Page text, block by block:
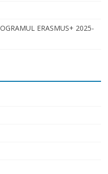
ERASMUS+ 2025-